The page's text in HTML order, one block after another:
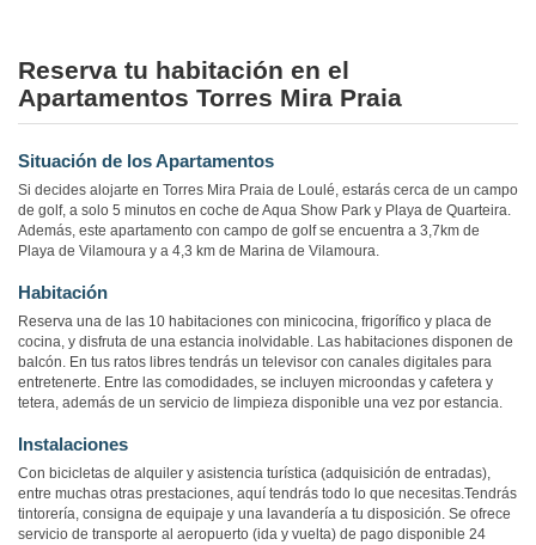
Reserva tu habitación en el
Apartamentos Torres Mira Praia
Situación de los Apartamentos
Si decides alojarte en Torres Mira Praia de Loulé, estarás cerca de un campo
de golf, a solo 5 minutos en coche de Aqua Show Park y Playa de Quarteira.
Además, este apartamento con campo de golf se encuentra a 3,7km de
Playa de Vilamoura y a 4,3 km de Marina de Vilamoura.
Habitación
Reserva una de las 10 habitaciones con minicocina, frigorífico y placa de
cocina, y disfruta de una estancia inolvidable. Las habitaciones disponen de
balcón. En tus ratos libres tendrás un televisor con canales digitales para
entretenerte. Entre las comodidades, se incluyen microondas y cafetera y
tetera, además de un servicio de limpieza disponible una vez por estancia.
Instalaciones
Con bicicletas de alquiler y asistencia turística (adquisición de entradas),
entre muchas otras prestaciones, aquí tendrás todo lo que necesitas.Tendrás
tintorería, consigna de equipaje y una lavandería a tu disposición. Se ofrece
servicio de transporte al aeropuerto (ida y vuelta) de pago disponible 24